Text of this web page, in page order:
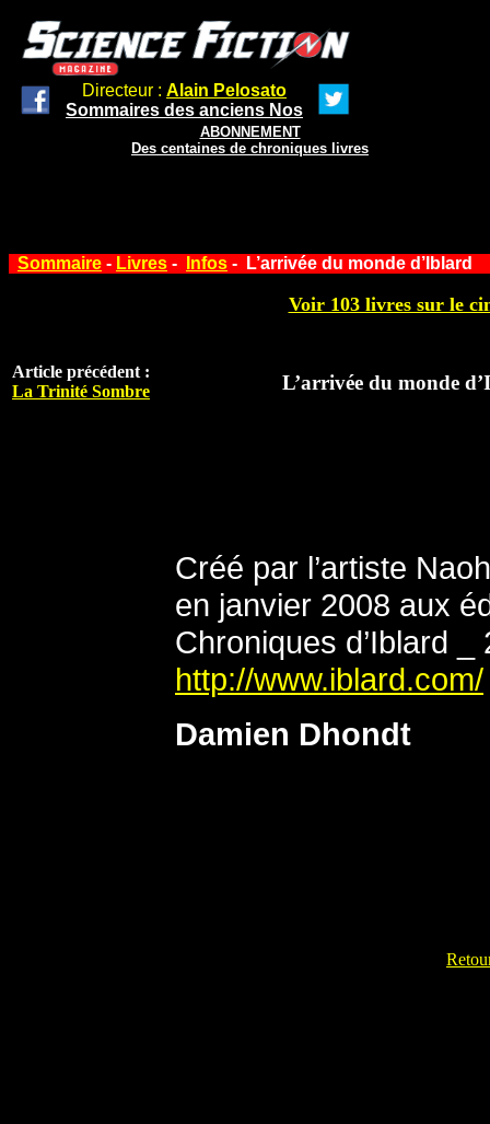
Directeur : Alain Pelosato
Sommaires des anciens Nos
ABONNEMENT
Des centaines de chroniques livres
Sommaire - Livres - Infos - L’arrivée du monde d’Iblard
Voir 103 livres sur le
Article précédent :
La Trinité Sombre
L’arrivée du monde
Créé par l’artiste
en janvier 2008 aux
Chroniques d’Iblard
http://www.iblard.com/
Damien Dhondt